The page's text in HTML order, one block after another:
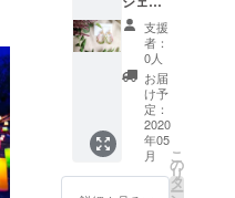
シェで
の受取
りとな
りま
す。 会
場まで
の交通
費は自
己負担
となり
のサイ
ズはＡ4
サイズ
です。
種類 イ
ニシャ
ル(a〜z)
色味 8
種 の中
からお
選びく
てくれ
ます！
プレゼ
ントと
しても
喜ばれ
ます。
○郵送で
お届け
しま
店者さ
まよ
り〜
R'chi
【ドラ
イフラ
ワーの
ピアス&
心を込
めて作
支援
者：
0人
お届
け予
定：
2020
年05
月
こ
の
リ
タ
ー